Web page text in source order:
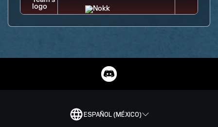
ESPAÑOL (MÉXICO)